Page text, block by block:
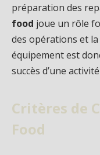
préparation des
food joue un rôle
des opérations et
équipement est
succès d’une
Critères de
Food